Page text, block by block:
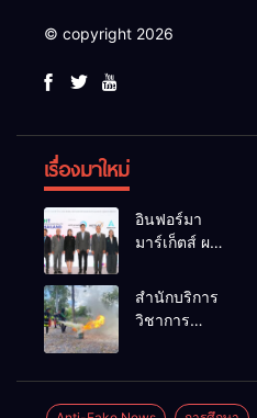
© copyright 2026
เรื่องมาใหม่
อินฟอร์มา
มาร์เก็ตส์ ผนึก
ธุรกิจท่อง
เที่ยว-บริการ
Thailand
2026 เชื่อม 4
สำนักบริการ
วิชาการ
เพลิงขั้นต้น”